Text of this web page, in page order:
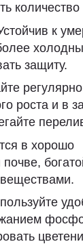
количество
к
защиту.
роста и в
в хорошо